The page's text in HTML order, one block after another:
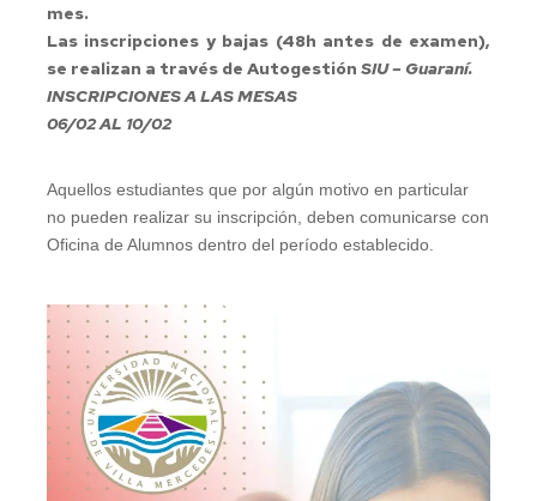
mes.
Las inscripciones y bajas (48h antes de examen),
se realizan a través de Autogestión SIU – Guaraní.
INSCRIPCIONES A LAS MESAS
06/02 AL 10/02
Aquellos estudiantes que por algún motivo en particular
no pueden realizar su inscripción, deben comunicarse con
Oficina de Alumnos dentro del período establecido.